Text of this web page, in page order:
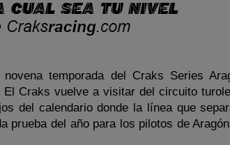
temporada del Craks Series
Craks vuelve a visitar del circuito
del calendario donde la línea que
prueba del año para los pilotos de